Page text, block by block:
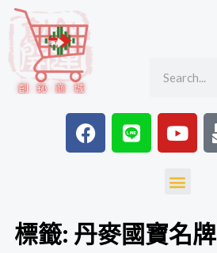
主
F
a
o
o
L
i
Y
o
t
b
e
Menu
標籤: 丹麥國寶名牌